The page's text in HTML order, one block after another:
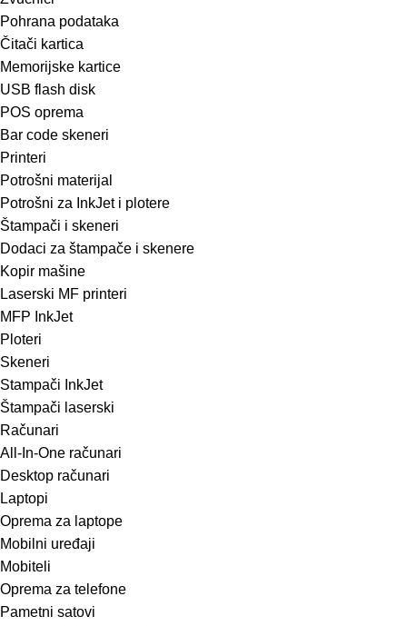
Pohrana podataka
Čitači kartica
Memorijske kartice
USB flash disk
POS oprema
Bar code skeneri
Printeri
Potrošni materijal
Potrošni za InkJet i plotere
Štampači i skeneri
Dodaci za štampače i skenere
Kopir mašine
Laserski MF printeri
MFP InkJet
Ploteri
Skeneri
Stampači InkJet
Štampači laserski
Računari
All-In-One računari
Desktop računari
Laptopi
Oprema za laptope
Mobilni uređaji
Mobiteli
Oprema za telefone
Pametni satovi